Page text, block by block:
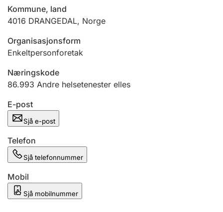
Ektepaktrettleiaren
Andre tema
Kommune, land
4016 DRANGEDAL, Norge
Organisasjonsform
Enkeltpersonforetak
Næringskode
86.993 Andre helsetenester elles
E-post
Sjå e-post
Telefon
Sjå telefonnummer
Mobil
Sjå mobilnummer